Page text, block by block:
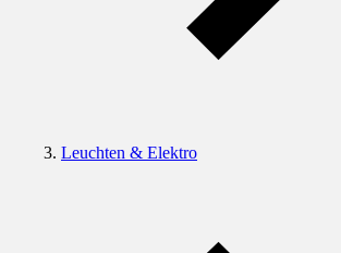
Leuchten & Elektro